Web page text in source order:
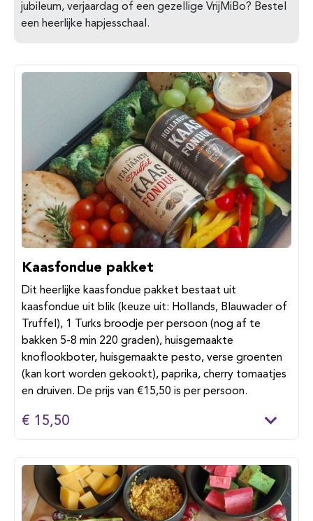
jubileum, verjaardag of een gezellige VrijMiBo? Bestel
een heerlijke hapjesschaal.
Kaasfondue pakket
Dit heerlijke kaasfondue pakket bestaat uit
kaasfondue uit blik (keuze uit: Hollands, Blauwader of
Truffel), 1 Turks broodje per persoon (nog af te
bakken 5-8 min 220 graden), huisgemaakte
knoflookboter, huisgemaakte pesto, verse groenten
(kan kort worden gekookt), paprika, cherry tomaatjes
en druiven. De prijs van €15,50 is per persoon.
€ 15,50